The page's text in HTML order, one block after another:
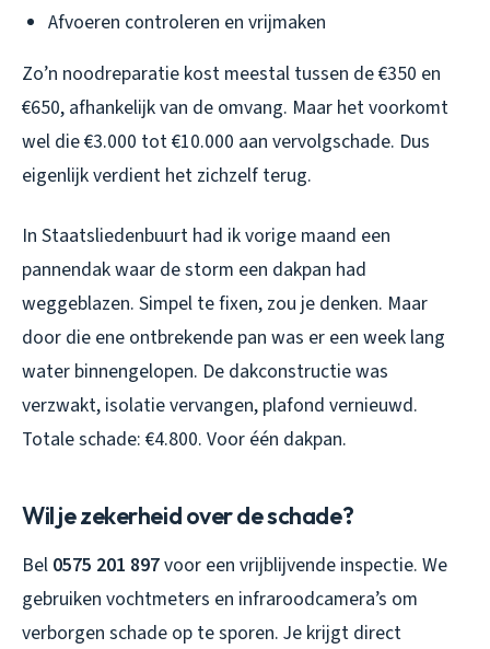
Afvoeren controleren en vrijmaken
Zo’n noodreparatie kost meestal tussen de €350 en
€650, afhankelijk van de omvang. Maar het voorkomt
wel die €3.000 tot €10.000 aan vervolgschade. Dus
eigenlijk verdient het zichzelf terug.
In Staatsliedenbuurt had ik vorige maand een
pannendak waar de storm een dakpan had
weggeblazen. Simpel te fixen, zou je denken. Maar
door die ene ontbrekende pan was er een week lang
water binnengelopen. De dakconstructie was
verzwakt, isolatie vervangen, plafond vernieuwd.
Totale schade: €4.800. Voor één dakpan.
Wil je zekerheid over de schade?
Bel 0575 201 897voor een vrijblijvende inspectie. We
gebruiken vochtmeters en infraroodcamera’s om
verborgen schade op te sporen. Je krijgt direct